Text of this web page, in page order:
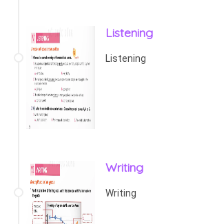
Listening
Listening
Writing
Writing